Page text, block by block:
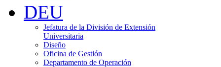
DEU
Jefatura de la División de Extensión
Universitaria
Diseño
Oficina de Gestión
Departamento de Operación